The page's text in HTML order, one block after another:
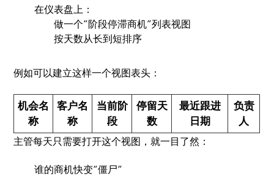
在仪表盘上：
做一个“阶段停滞商机”列表视图
按天数从长到短排序
例如可以建立这样一个视图表头：
机会名
称
客户名
称
当前阶
段
停留天
数
最近跟进
日期
负责
人
主管每天只需要打开这个视图，就一目了然：
谁的商机快变“僵尸”